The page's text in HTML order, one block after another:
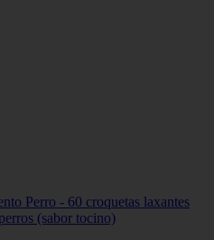
Perro - 60 croquetas laxantes
(sabor tocino)